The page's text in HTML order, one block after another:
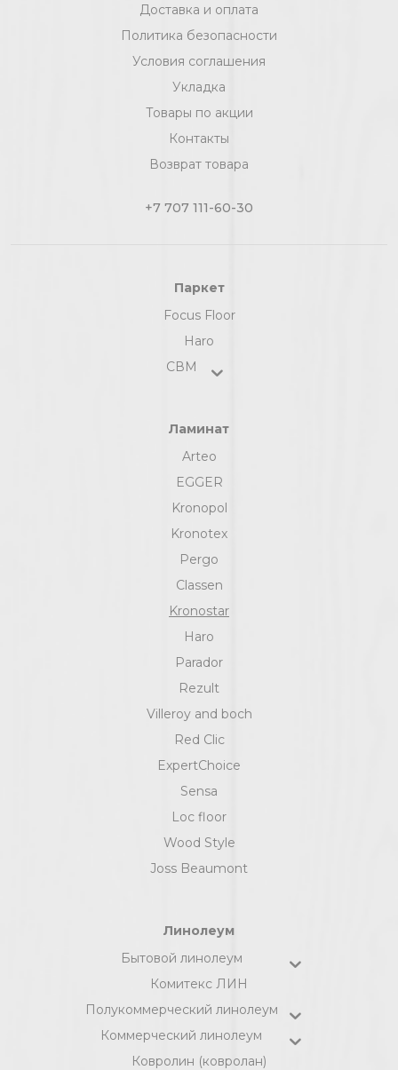
Доставка и оплата
Политика безопасности
Условия соглашения
Укладка
Товары по акции
Контакты
Возврат товара
+7 707 111-60-30
Паркет
Focus Floor
Haro
СВМ
Ламинат
Arteo
EGGER
Kronopol
Kronotex
Pergo
Classen
Kronostar
Haro
Parador
Rezult
Villeroy and boch
Red Clic
ExpertChoice
Sensa
Loc floor
Wood Style
Joss Beaumont
Линолеум
Бытовой линолеум
Комитекс ЛИН
Полукоммерческий линолеум
Коммерческий линолеум
Ковролин (ковролан)